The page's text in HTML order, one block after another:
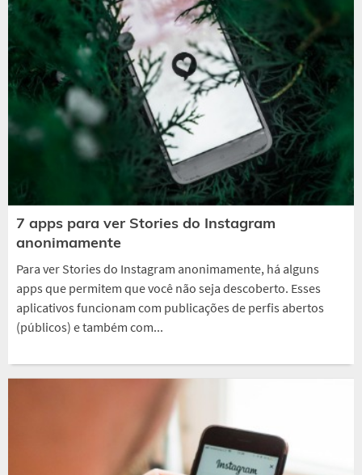
7 apps para ver Stories do Instagram
anonimamente
Para ver Stories do Instagram anonimamente, há alguns
apps que permitem que você não seja descoberto. Esses
aplicativos funcionam com publicações de perfis abertos
(públicos) e também com...